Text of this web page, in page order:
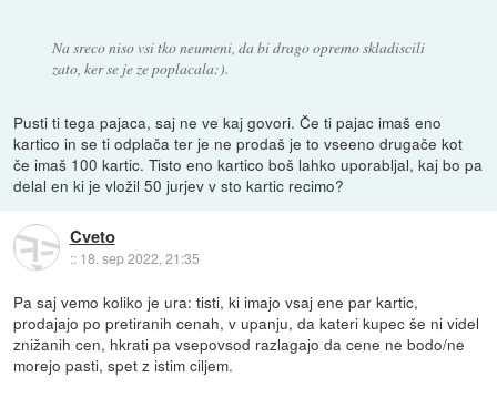
Na sreco niso vsi tko neumeni, da bi drago opremo skladiscili
zato, ker se je ze poplacala:).
Pusti ti tega pajaca, saj ne ve kaj govori. Če ti pajac imaš eno
kartico in se ti odplača ter je ne prodaš je to vseeno drugače kot
če imaš 100 kartic. Tisto eno kartico boš lahko uporabljal, kaj bo pa
delal en ki je vložil 50 jurjev v sto kartic recimo?
Cveto
:: 18. sep 2022, 21:35
Pa saj vemo koliko je ura: tisti, ki imajo vsaj ene par kartic,
prodajajo po pretiranih cenah, v upanju, da kateri kupec še ni videl
znižanih cen, hkrati pa vsepovsod razlagajo da cene ne bodo/ne
morejo pasti, spet z istim ciljem.